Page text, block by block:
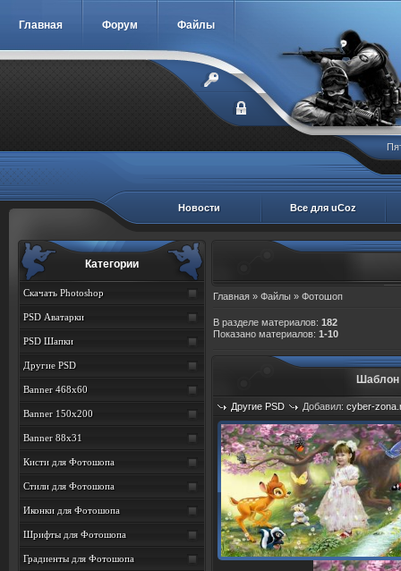
Главная Форум Файлы
Новости Все для uCoz
Категории
Скачать Photoshop
PSD Аватарки
PSD Шапки
Другие PSD
Banner 468x60
Banner 150x200
Banner 88x31
Кисти для Фотошопа
Стили для Фотошопа
Иконки для Фотошопа
Шрифты для Фотошопа
Градиенты для Фотошопа
Главная » Файлы » Фотошоп
В разделе материалов: 182
Показано материалов: 1-10
Шаблон
Другие PSD Добавил: cyber-
Просмотров: 1373